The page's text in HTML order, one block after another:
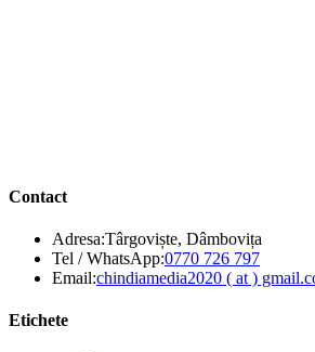
Contact
Adresa:Târgoviște, Dâmbovița
Tel / WhatsApp:0770 726 797Opens
in
Email:chindiamedia2020 ( at )
Etichete